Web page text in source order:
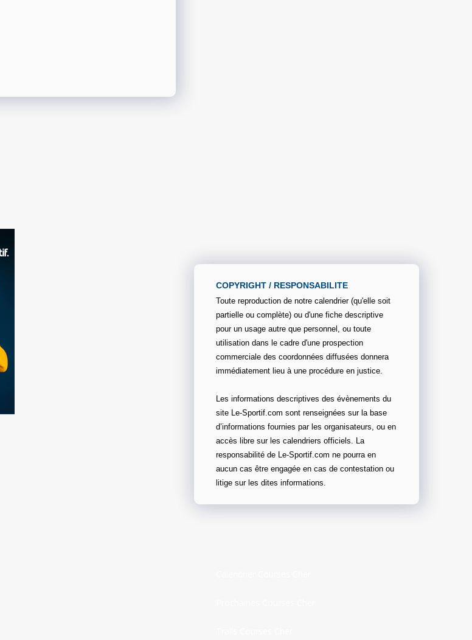
COPYRIGHT / RESPONSABILITE
Toute reproduction de notre calendrier (qu'elle soit
partielle ou complète) ou d'une fiche descriptive
pour un usage autre que personnel, ou toute
utilisation dans le cadre d'une prospection
commerciale des coordonnées diffusées donnera
immédiatement lieu à une procédure en justice.
Les informations descriptives des évènements du
site Le-Sportif.com sont renseignées sur la base
d’informations fournies par les organisateurs, ou en
accès libre sur les calendriers officiels. La
responsabilité de Le-Sportif.com ne pourra en
aucun cas être engagée en cas de contestation ou
litige sur les dites informations.